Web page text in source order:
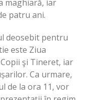
maghiară, iar
patru ani.
deosebit pentru
este Ziua
şi Tineret, iar
Ca urmare,
de la ora 11, vor